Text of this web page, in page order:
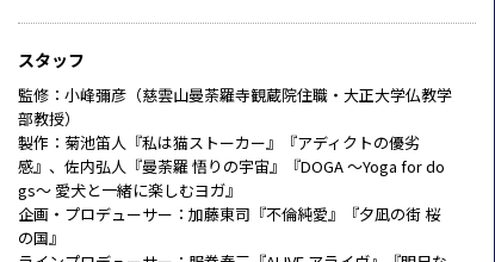
スタッフ
監修：小峰彌彦（慈雲山曼荼羅寺観蔵院住職・大正大学仏教学
部教授）
製作：菊池笛人『私は猫ストーカー』『アディクトの優劣
感』、佐内弘人『曼荼羅 悟りの宇宙』『DOGA ～Yoga for do
gs～ 愛犬と一緒に楽しむヨガ』
企画・プロデューサー：加藤東司『不倫純愛』『夕凪の街 桜
の国』